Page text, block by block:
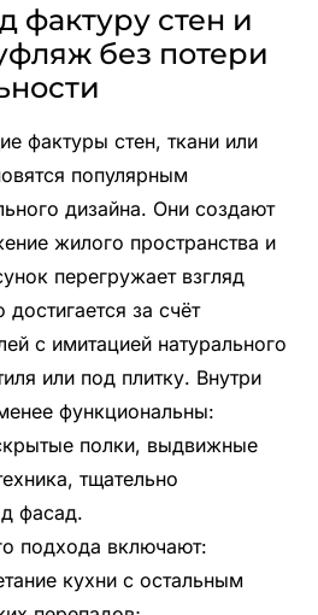
фактуру стен и
без потери
фактуры стен, ткани или
популярным
дизайна. Они создают
жилого пространства и
перегружает взгляд
за счёт
с имитацией натурального
или под плитку. Внутри
функциональны:
полки, выдвижные
тщательно
фасад.
подхода включают:
кухни с остальным